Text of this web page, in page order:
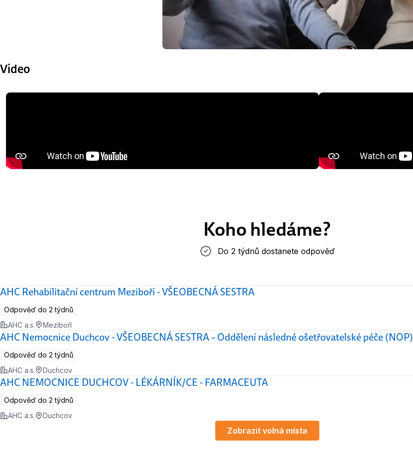
Video
Koho hledáme?
Do 2 týdnů dostanete odpověď
Do 2 týdnů dostanete odpověď
AHC Rehabilitační centrum Meziboří - VŠEOBECNÁ SESTRA
Odpověď do 2 týdnů
AHC a.s.
Meziboří
AHC Nemocnice Duchcov - VŠEOBECNÁ SESTRA – Oddělení následné ošetřovatelské péče (NOP)
Odpověď do 2 týdnů
AHC a.s.
Duchcov
AHC NEMOCNICE DUCHCOV - LÉKÁRNÍK/CE - FARMACEUTA
Odpověď do 2 týdnů
AHC a.s.
Duchcov
Zobrazit volná místa